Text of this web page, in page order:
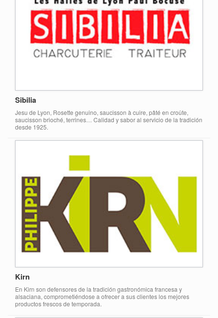
Sibilia
Jesu de Lyon, Rosette genuino, saucisson à cuire, pâté en croûte,
saucisson brioché, terrines… Calidad y sabor al servicio de la tradición
desde 1925.
Kirn
En Kirn son defensores de la tradición gastronómica francesa y
alsaciana, comprometiéndose a ofrecer a sus clientes los mejores
productos frescos de temporada.